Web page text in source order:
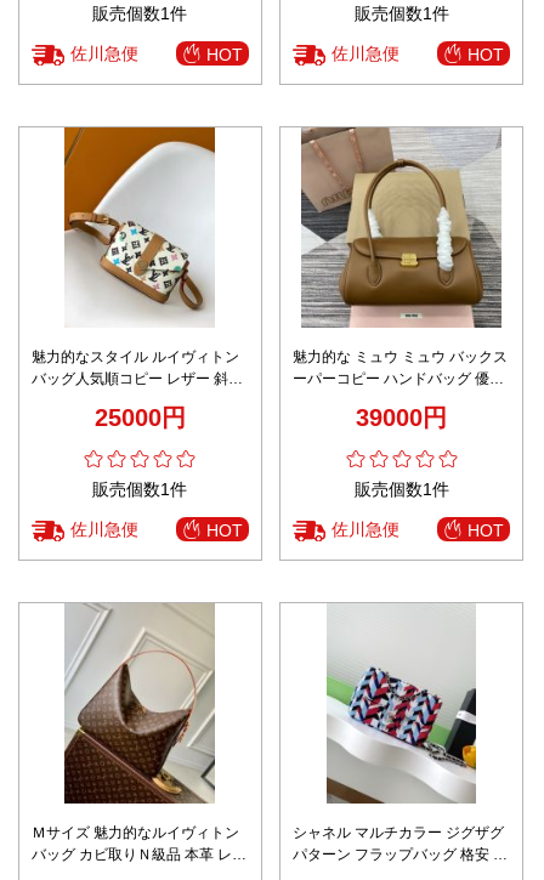
販売個数1件
佐川急便 HOT
販売個数1件
佐川急便 HOT
魅力的なスタイル ルイヴィトン
バッグ人気順コピー レザー 斜め
25000円
販売個数1件
佐川急便 HOT
魅力的な ミュウ ミュウ バックス
ーパーコピー ハンドバッグ 優雅
39000円
販売個数1件
佐川急便 HOT
Ｍサイズ 魅力的なルイヴィトン
バッグ カビ取りＮ級品 本革 レザ
シャネル マルチカラー ジグザグ
パターン フラップバッグ 格安 精